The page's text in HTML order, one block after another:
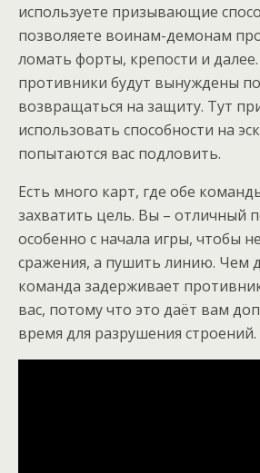
используете призывающие
позволяете воинам-демонам
ломать форты, крепости и
противники будут вынуждены
возвращаться на защиту. Тут
использовать способности на
попытаются вас подловить.
Есть много карт, где обе
захватить цель. Вы – отличный
особенно с начала игры, чтобы
сражения, а пушить линию. Чем
команда задерживает
вас, потому что это даёт вам
время для разрушения строений.